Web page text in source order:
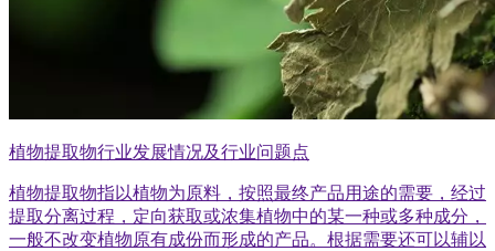
植物提取物行业发展情况及行业问题点
植物提取物指以植物为原料，按照最终产品用途的需要，经过
提取分离过程，定向获取或浓集植物中的某一种或多种成分，
一般不改变植物原有成份而形成的产品。根据需要还可以辅以